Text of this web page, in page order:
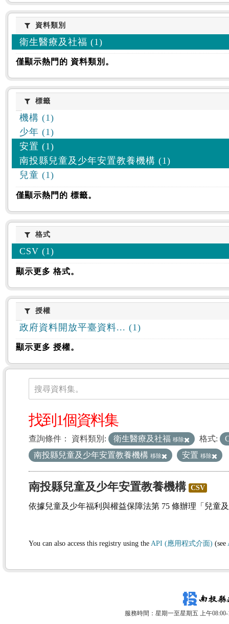
資料類別
資料類別
衛生醫療及社福 (1)
僅顯示熱門的 資料類別。
標籤標籤
機構 (1)
少年 (1)
安置 (1)
南投縣兒童及少年安置教養機構 (1)
兒童 (1)
僅顯示熱門的 標籤。
格式格式
CSV (1)
顯示更多 格式。
授權授權
政府資料開放平臺資料... (1)
顯示更多 授權。
資料集
搜尋資料集。
找到1個資料集
查詢條件： 資料類別: 衛生醫療及社福 移除 格式:
南投縣兒童及少年安置教養機構 移除 安置 移除
南投縣兒童及少年安置教養機構 CSV
依據兒童及少年福利與權益保障法第 75 條辦理「兒童
You can also access this registry using the API (應用程式介面) (see
服務時間：星期一至星期五 上午